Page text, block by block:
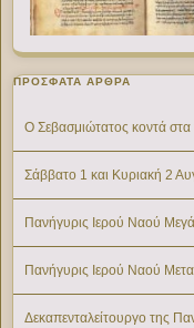
ΠΡΌΣΦΑΤΑ ΆΡΘΡΑ
Ο Σεβασμιώτατος κοντά στα
Σάββατο 1 και Κυριακή 2
Πανήγυρις Ιερού Ναού
Πανήγυρις Ιερού Ναού
Δεκαπενταλείτουργο της